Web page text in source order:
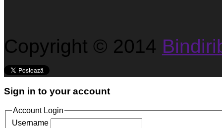
Copyright © 2014
Sign in to your account
Account Login
Username